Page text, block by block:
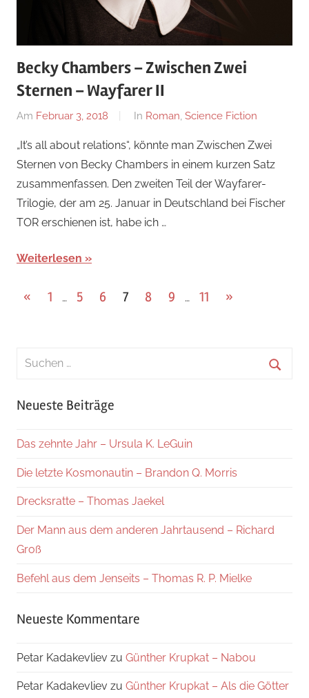
Becky Chambers – Zwischen Zwei
Sternen – Wayfarer II
Am Februar 3, 2018
Von
In Roman, Science Fiction
„It’s all about relations“, könnte man Zwischen Zwei
Sternen von Becky Chambers in einem kurzen Satz
zusammenfassen. Den zweiten Teil der Wayfarer-
Trilogie, der am 25. Januar in Deutschland bei Fischer
TOR erschienen ist, habe ich …
Weiterlesen
Seitennummerierung
« Vorherige
1 … 5 6 7 8 9 … 11
Nächste
»
Suchen
Neueste Beiträge
Das zehnte Jahr – Ursula K. LeGuin
Die letzte Kosmonautin – Brandon Q. Morris
Drecksratte – Thomas Jaekel
Der Mann aus dem anderen Jahrtausend – Richard
Groß
Befehl aus dem Jenseits – Thomas R. P. Mielke
Neueste Kommentare
Petar Kadakevliev zu Günther Krupkat – Nabou
Petar Kadakevliev zu Günther Krupkat – Als die Götter